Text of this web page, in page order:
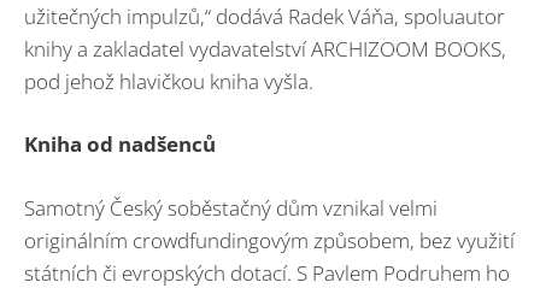
užitečných impulzů,“ dodává Radek Váňa, spoluautor
knihy a zakladatel vydavatelství ARCHIZOOM BOOKS,
pod jehož hlavičkou kniha vyšla.
Kniha od nadšenců
Samotný Český soběstačný dům vznikal velmi
originálním crowdfundingovým způsobem, bez využití
státních či evropských dotací. S Pavlem Podruhem ho